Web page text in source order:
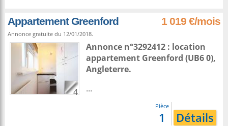
Appartement Greenford 1 019 €/mois
Annonce gratuite du 12/01/2018.
4
Annonce n°3292412 : location
appartement Greenford (UB6 0),
Angleterre.
...
Pièce
1 Détails